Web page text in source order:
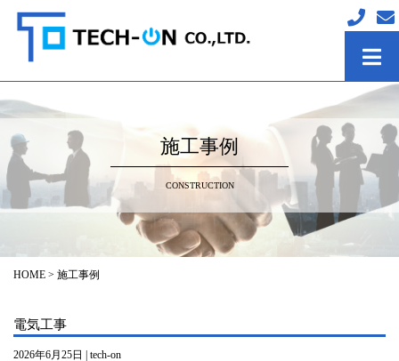
施工事例
CONSTRUCTION
HOME > 施工事例
電気工事
2026年6月25日 | tech-on